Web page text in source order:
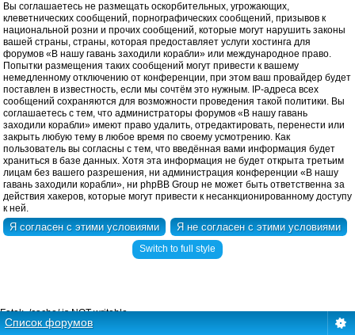
Вы соглашаетесь не размещать оскорбительных, угрожающих,
клеветнических сообщений, порнографических сообщений, призывов к
национальной розни и прочих сообщений, которые могут нарушить законы
вашей страны, страны, которая предоставляет услуги хостинга для
форумов «В нашу гавань заходили корабли» или международное право.
Попытки размещения таких сообщений могут привести к вашему
немедленному отключению от конференции, при этом ваш провайдер будет
поставлен в известность, если мы сочтём это нужным. IP-адреса всех
сообщений сохраняются для возможности проведения такой политики. Вы
соглашаетесь с тем, что администраторы форумов «В нашу гавань
заходили корабли» имеют право удалить, отредактировать, перенести или
закрыть любую тему в любое время по своему усмотрению. Как
пользователь вы согласны с тем, что введённая вами информация будет
храниться в базе данных. Хотя эта информация не будет открыта третьим
лицам без вашего разрешения, ни администрация конференции «В нашу
гавань заходили корабли», ни phpBB Group не может быть ответственна за
действия хакеров, которые могут привести к несанкционированному доступу
к ней.
Switch to full style
Список форумов
Fatal: ./cache/ is NOT writable.